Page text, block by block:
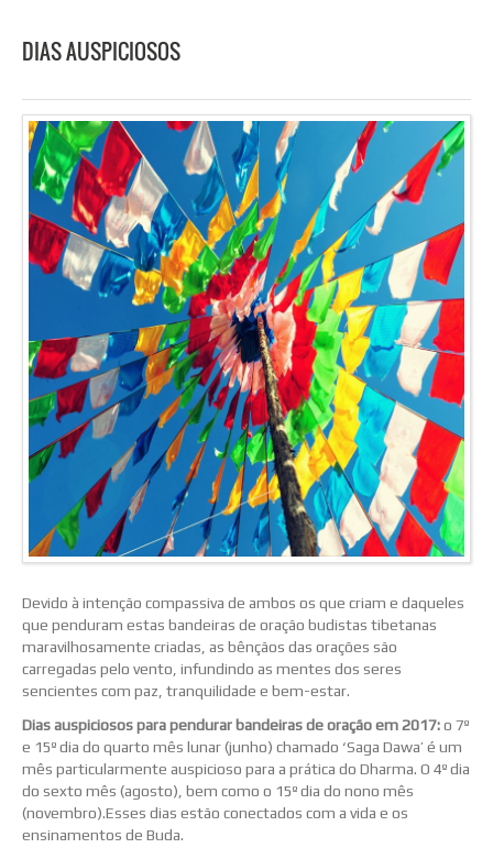
DIAS AUSPICIOSOS
Devido à intenção compassiva de ambos os que criam e daqueles
que penduram estas bandeiras de oração budistas tibetanas
maravilhosamente criadas, as bênçãos das orações são
carregadas pelo vento, infundindo as mentes dos seres
sencientes com paz, tranquilidade e bem-estar.
Dias auspiciosos para pendurar bandeiras de oração em 2017:o 7º
e 15º dia do quarto mês lunar (junho) chamado ‘Saga Dawa’ é um
mês particularmente auspicioso para a prática do Dharma. O 4º dia
do sexto mês (agosto), bem como o 15º dia do nono mês
(novembro).Esses dias estão conectados com a vida e os
ensinamentos de Buda.